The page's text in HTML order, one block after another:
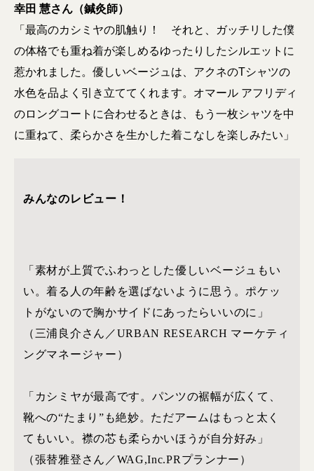
幸田 慧さん（鍼灸師）
「最高のカシミヤの肌触り！ それと、ガッチリした僕
の体格でも重ね着が楽しめるゆったりしたシルエットに
惹かれました。優しいベージュは、アクネのTシャツの
水色を品よく引き立ててくれます。オマール アフリディ
のロングコートに合わせるときは、もう一枚シャツを中
に重ねて、柔らかさを生かした着こなしを楽しみたい」
みんなのレビュー！
「素材が上質でふわっとした優しいベージュもい
い。着る人の年齢を選ばないように思う。ポケッ
トがないので胸かサイドにあったらいいのに」
（三浦良介さん／URBAN RESEARCH マーケティ
ングマネージャー）
「カシミヤが最高です。パンツの裾幅が広くて、
靴への“たまり”も絶妙。ただアームはもっと太く
てもいい。襟の芯も柔らかいほうが自分好み」
（張替雅登さん／WAG,Inc.PRプランナー）